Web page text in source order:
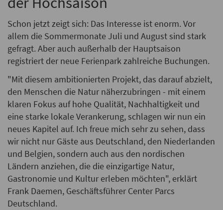
Schon jetzt zeigt sich: Das Interesse ist enorm. Vor
allem die Sommermonate Juli und August sind stark
gefragt. Aber auch außerhalb der Hauptsaison
registriert der neue Ferienpark zahlreiche Buchungen.
"Mit diesem ambitionierten Projekt, das darauf abzielt,
den Menschen die Natur näherzubringen - mit einem
klaren Fokus auf hohe Qualität, Nachhaltigkeit und
eine starke lokale Verankerung, schlagen wir nun ein
neues Kapitel auf. Ich freue mich sehr zu sehen, dass
wir nicht nur Gäste aus Deutschland, den Niederlanden
und Belgien, sondern auch aus den nordischen
Ländern anziehen, die die einzigartige Natur,
Gastronomie und Kultur erleben möchten", erklärt
Frank Daemen, Geschäftsführer Center Parcs
Deutschland.